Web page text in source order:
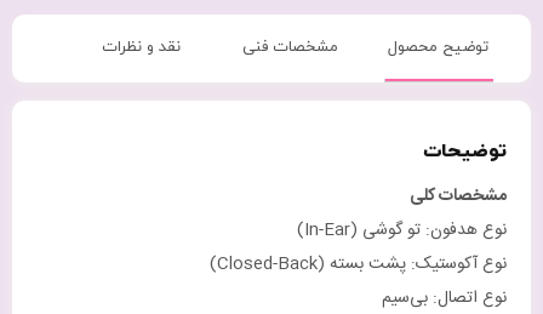
توضیح محصول مشخصات فنی نقد و نظرات
توضیحات
مشخصات کلی
نوع هدفون: تو گوشی (In-Ear)
نوع آکوستیک: پشت بسته (Closed-Back)
نوع اتصال: بی‌سیم